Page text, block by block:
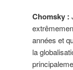
Chomsky :
années et
la